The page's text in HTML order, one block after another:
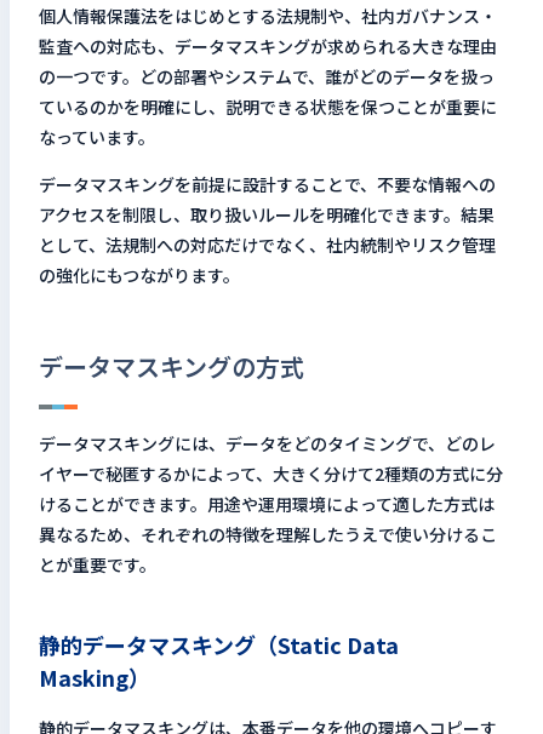
個人情報保護法をはじめとする法規制や、社内ガバナンス・
監査への対応も、データマスキングが求められる大きな理由
の一つです。どの部署やシステムで、誰がどのデータを扱っ
ているのかを明確にし、説明できる状態を保つことが重要に
なっています。
データマスキングを前提に設計することで、不要な情報への
アクセスを制限し、取り扱いルールを明確化できます。結果
として、法規制への対応だけでなく、社内統制やリスク管理
の強化にもつながります。
データマスキングの方式
データマスキングには、データをどのタイミングで、どのレ
イヤーで秘匿するかによって、大きく分けて2種類の方式に分
けることができます。用途や運用環境によって適した方式は
異なるため、それぞれの特徴を理解したうえで使い分けるこ
とが重要です。
静的データマスキング（Static Data
Masking）
静的データマスキングは、本番データを他の環境へコピーす